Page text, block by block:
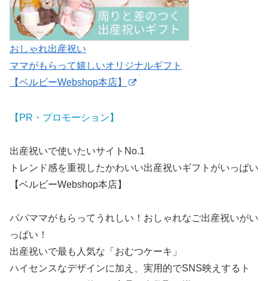
おしゃれ出産祝い
ママがもらって嬉しいオリジナルギフト
【ベルビーWebshop本店】
【PR・プロモーション】
出産祝いで使いたいサイトNo.1
トレンド感を重視したかわいい出産祝いギフトがいっぱい
【ベルビーWebshop本店】
パパママがもらってうれしい！おしゃれなご出産祝いがい
っぱい！
出産祝いで最も人気な「おむつケーキ」
ハイセンスなデザインに加え、実用的でSNS映えするト